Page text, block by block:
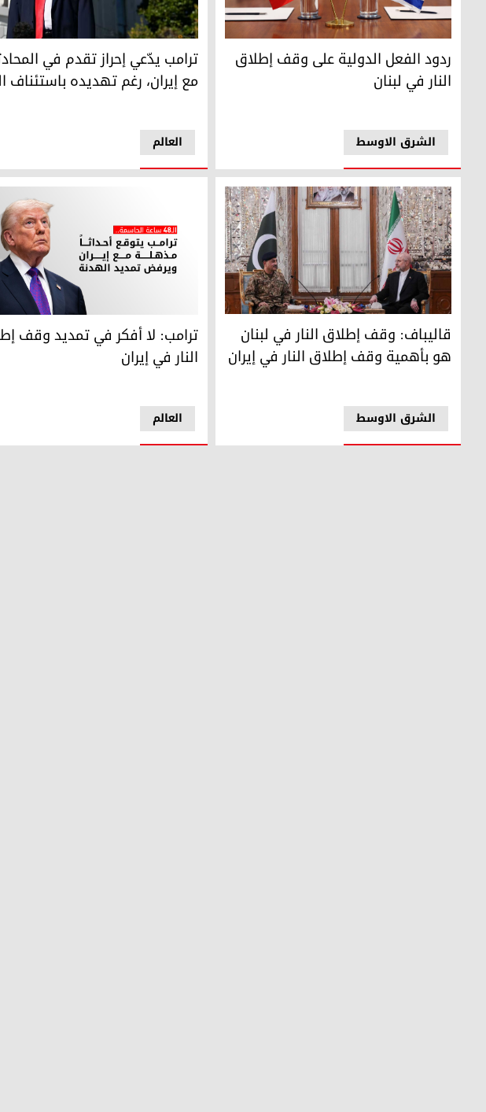
ردود الفعل الدولية على وقف إطلاق النار في لبنان
الشرق الاوسط
ردود الفعل الدولية على وقف إطلاق
النار في لبنان
ترامب يدّعي إحراز تقدم في
العالم
ترامب يدّعي إحراز تقدم في
مع إيران، رغم تهديده باستئناف
قاليباف و قائد الجيش الباكستاني عاصم منير
الشرق الاوسط
قاليباف: وقف إطلاق النار في لبنان
هو بأهمية وقف إطلاق النار في إيران
ترامب: لا أفكر في تمديد وقف إطلاق
العالم
ترامب: لا أفكر في تمديد وقف
النار في إيران